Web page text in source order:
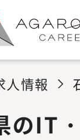
人情報
のIT